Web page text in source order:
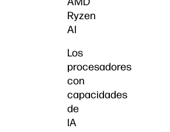
Ryzen
AI
Los
procesadores
con
capacidades
de
IA